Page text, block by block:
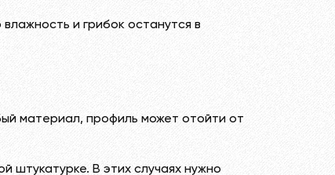
и грибок останутся в
материал, профиль может отойти от
штукатурке. В этих случаях нужно